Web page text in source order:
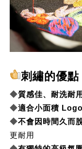
刺繡的優點
◆質感佳、耐洗耐用
◆適合小面積
◆不會因時間久而
更耐用